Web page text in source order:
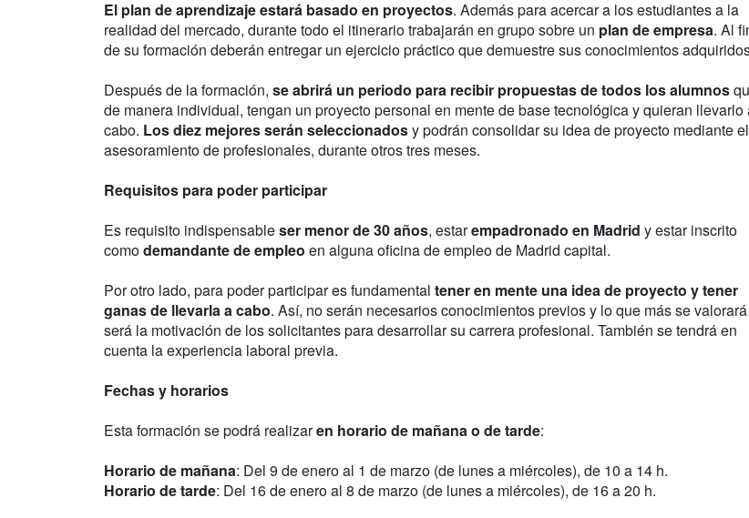
El plan de aprendizaje estará basado en proyectos. Además para acercar a los estudiantes a la
realidad del mercado, durante todo el itinerario trabajarán en grupo sobre un plan de empresa. Al
de su formación deberán entregar un ejercicio práctico que demuestre sus conocimientos
Después de la formación, se abrirá un periodo para recibir propuestas de todos los alumnos
de manera individual, tengan un proyecto personal en mente de base tecnológica y quieran llevarlo
cabo. Los diez mejores serán seleccionadosy podrán consolidar su idea de proyecto mediante el
asesoramiento de profesionales, durante otros tres meses.
Requisitos para poder participar
Es requisito indispensableser menor de 30 años, estarempadronado en Madrid y estar inscrito
comodemandante de empleo en alguna oficina de empleo de Madrid capital.
Por otro lado, para poder participar es fundamental tener en mente una idea de proyecto y tener
ganas de llevarla a cabo. Así, no serán necesarios conocimientos previos y lo que más se valorará
será la motivación de los solicitantes para desarrollar su carrera profesional. También se tendrá en
cuenta la experiencia laboral previa.
Fechas y horarios
Esta formación se podrá realizaren horario de mañana o de tarde:
Horario de mañana: Del 9 de enero al 1 de marzo (de lunes a miércoles), de 10 a 14 h.
Horario de tarde: Del 16 de enero al 8 de marzo (de lunes a miércoles), de 16 a 20 h.